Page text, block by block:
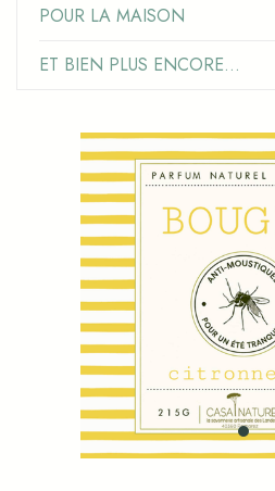
POUR LA MAISON
ET BIEN PLUS ENCORE...